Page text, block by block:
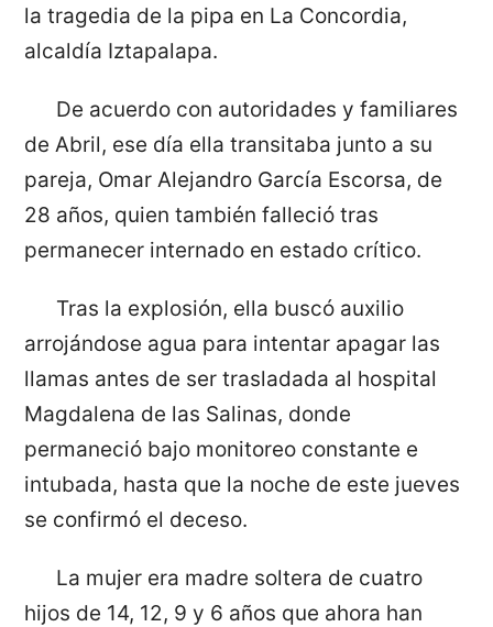
la tragedia de la pipa en La Concordia,
alcaldía Iztapalapa.
De acuerdo con autoridades y familiares
de Abril, ese día ella transitaba junto a su
pareja, Omar Alejandro García Escorsa, de
28 años, quien también falleció tras
permanecer internado en estado crítico.
Tras la explosión, ella buscó auxilio
arrojándose agua para intentar apagar las
llamas antes de ser trasladada al hospital
Magdalena de las Salinas, donde
permaneció bajo monitoreo constante e
intubada, hasta que la noche de este jueves
se confirmó el deceso.
La mujer era madre soltera de cuatro
hijos de 14, 12, 9 y 6 años que ahora han